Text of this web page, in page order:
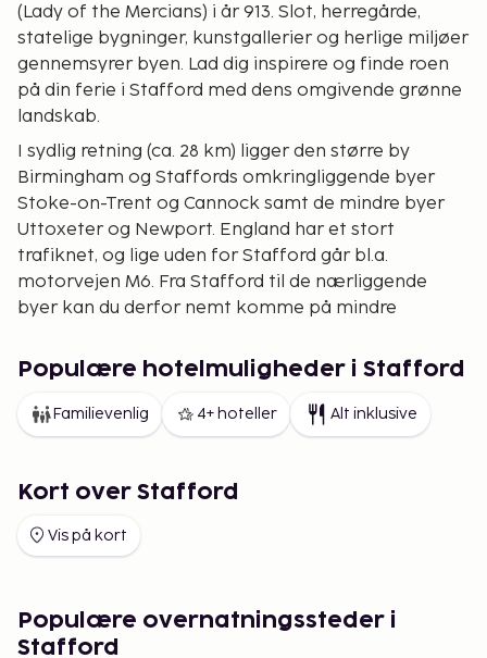
(Lady of the Mercians) i år 913. Slot, herregårde,
statelige bygninger, kunstgallerier og herlige miljøer
gennemsyrer byen. Lad dig inspirere og finde roen
på din ferie i Stafford med dens omgivende grønne
landskab.
I sydlig retning (ca. 28 km) ligger den større by
Birmingham og Staffords omkringliggende byer
Stoke-on-Trent og Cannock samt de mindre byer
Uttoxeter og Newport. England har et stort
trafiknet, og lige uden for Stafford går bl.a.
motorvejen M6. Fra Stafford til de nærliggende
byer kan du derfor nemt komme på mindre
Eventyrlandet Alton Towers ligger ca. 32 km
børnefamilier en populær attraktion. Alton Towers
legepladser. Alton Towers anden del er vandparken
“Water Park” med vandrutsjebaner, boblepools,
naturtro strande og pools. Der er også et skønt
Hvis du vælger at blive i Stafford, er der mange
Populære hotelmuligheder i Stafford
Familievenlig 4+ hoteller Alt inklusive
Kort over Stafford
Vis på kort
Populære overnatningssteder i
Stafford